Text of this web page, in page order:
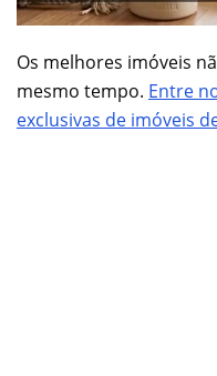
Os melhores imóveis
mesmo tempo. Entre
exclusivas de imóveis